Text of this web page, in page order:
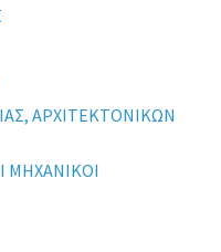
ΑΡΧΙΤΕΚΤΟΝΙΚΩΝ
ΜΗΧΑΝΙΚΟΙ